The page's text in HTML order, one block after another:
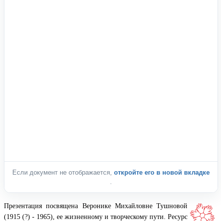
Если документ не отображается, откройте его в новой вкладке
Презентация посвящена Веронике Михайловне Тушновой
(1915 (?) - 1965), ее жизненному и творческому пути. Ресурс